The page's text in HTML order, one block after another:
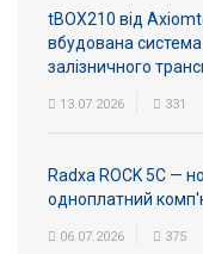
tBOX210 від
вбудована система
залізничного
13.07.2026 331
Radxa ROCK 5C —
одноплатний
06.07.2026 375